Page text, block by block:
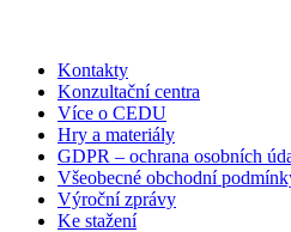
Kontakty
Konzultační centra
Více o CEDU
Hry a materiály
GDPR – ochrana osobních
Všeobecné obchodní
Výroční zprávy
Ke stažení